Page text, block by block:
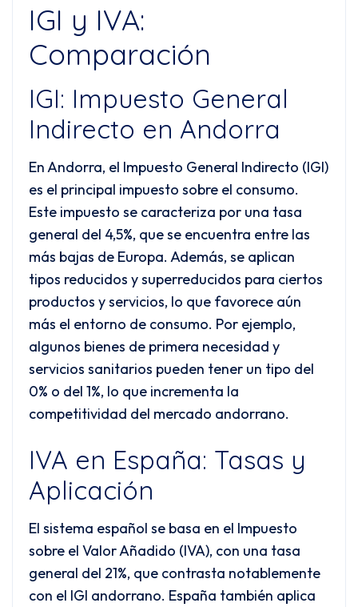
IGI y IVA:
Comparación
IGI: Impuesto General
Indirecto en Andorra
En Andorra, el Impuesto General Indirecto (IGI)
es el principal impuesto sobre el consumo.
Este impuesto se caracteriza por una tasa
general del 4,5%, que se encuentra entre las
más bajas de Europa. Además, se aplican
tipos reducidos y superreducidos para ciertos
productos y servicios, lo que favorece aún
más el entorno de consumo. Por ejemplo,
algunos bienes de primera necesidad y
servicios sanitarios pueden tener un tipo del
0% o del 1%, lo que incrementa la
competitividad del mercado andorrano.
IVA en España: Tasas y
Aplicación
El sistema español se basa en el Impuesto
sobre el Valor Añadido (IVA), con una tasa
general del 21%, que contrasta notablemente
con el IGI andorrano. España también aplica